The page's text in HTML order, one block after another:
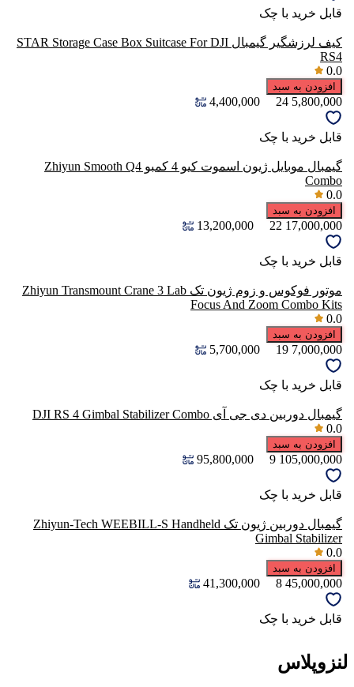
قابل خرید با چک
کیف لرزشگیر گیمبال STAR Storage Case Box Suitcase For DJI
RS4
0.0
افزودن به سبد
5,800,000
24
4,400,000
قابل خرید با چک
گیمبال موبایل ژیون اسموت کیو 4 کمبو Zhiyun Smooth Q4
Combo
0.0
افزودن به سبد
17,000,000
22
13,200,000
قابل خرید با چک
موتور فوکوس و زوم ژیون تک Zhiyun Transmount Crane 3 Lab
Focus And Zoom Combo Kits
0.0
افزودن به سبد
7,000,000
19
5,700,000
قابل خرید با چک
گیمبال دوربین دی جی آی DJI RS 4 Gimbal Stabilizer Combo
0.0
افزودن به سبد
105,000,000
9
95,800,000
قابل خرید با چک
گیمبال دوربین ژیون تک Zhiyun-Tech WEEBILL-S Handheld
Gimbal Stabilizer
0.0
افزودن به سبد
45,000,000
8
41,300,000
قابل خرید با چک
لنزوپلاس